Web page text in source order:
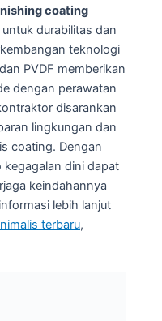
coating
durabilitas dan
teknologi
PVDF memberikan
dengan perawatan
disarankan
lingkungan dan
coating. Dengan
dini dapat
keindahannya
lebih lanjut
terbaru,